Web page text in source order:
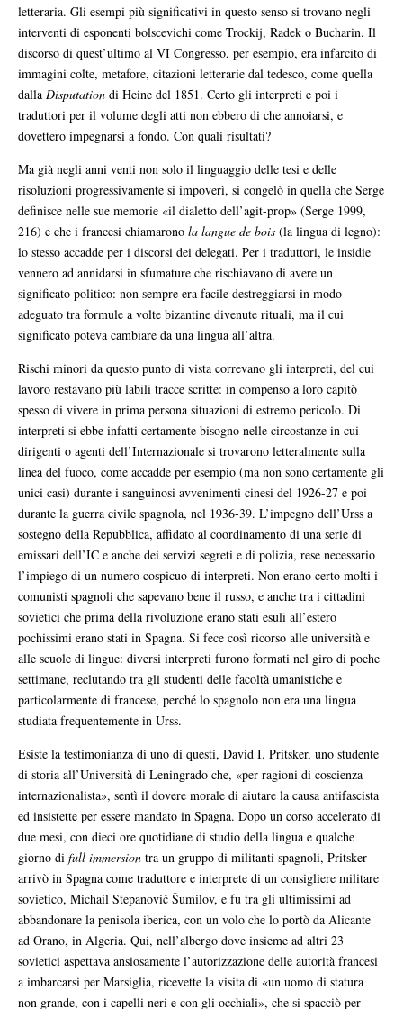
letteraria. Gli esempi più significativi in questo senso si trovano negli
interventi di esponenti bolscevichi come Trockij, Radek o Bucharin. Il
discorso di quest’ultimo al VI Congresso, per esempio, era infarcito di
immagini colte, metafore, citazioni letterarie dal tedesco, come quella
dalla Disputation di Heine del 1851. Certo gli interpreti e poi i
traduttori per il volume degli atti non ebbero di che annoiarsi, e
dovettero impegnarsi a fondo. Con quali risultati?
Ma già negli anni venti non solo il linguaggio delle tesi e delle
risoluzioni progressivamente si impoverì, si congelò in quella che Serge
definisce nelle sue memorie «il dialetto dell’agit-prop» (Serge 1999,
216) e che i francesi chiamarono la langue de bois (la lingua di legno):
lo stesso accadde per i discorsi dei delegati. Per i traduttori, le insidie
vennero ad annidarsi in sfumature che rischiavano di avere un
significato politico: non sempre era facile destreggiarsi in modo
adeguato tra formule a volte bizantine divenute rituali, ma il cui
significato poteva cambiare da una lingua all’altra.
Rischi minori da questo punto di vista correvano gli interpreti, del cui
lavoro restavano più labili tracce scritte: in compenso a loro capitò
spesso di vivere in prima persona situazioni di estremo pericolo. Di
interpreti si ebbe infatti certamente bisogno nelle circostanze in cui
dirigenti o agenti dell’Internazionale si trovarono letteralmente sulla
linea del fuoco, come accadde per esempio (ma non sono certamente gli
unici casi) durante i sanguinosi avvenimenti cinesi del 1926-27 e poi
durante la guerra civile spagnola, nel 1936-39. L’impegno dell’Urss a
sostegno della Repubblica, affidato al coordinamento di una serie di
emissari dell’IC e anche dei servizi segreti e di polizia, rese necessario
l’impiego di un numero cospicuo di interpreti. Non erano certo molti i
comunisti spagnoli che sapevano bene il russo, e anche tra i cittadini
sovietici che prima della rivoluzione erano stati esuli all’estero
pochissimi erano stati in Spagna. Si fece così ricorso alle università e
alle scuole di lingue: diversi interpreti furono formati nel giro di poche
settimane, reclutando tra gli studenti delle facoltà umanistiche e
particolarmente di francese, perché lo spagnolo non era una lingua
studiata frequentemente in Urss.
Esiste la testimonianza di uno di questi, David I. Pritsker, uno studente
di storia all’Università di Leningrado che, «per ragioni di coscienza
internazionalista», sentì il dovere morale di aiutare la causa antifascista
ed insistette per essere mandato in Spagna. Dopo un corso accelerato di
due mesi, con dieci ore quotidiane di studio della lingua e qualche
giorno di full immersion tra un gruppo di militanti spagnoli, Pritsker
arrivò in Spagna come traduttore e interprete di un consigliere militare
sovietico, Michail Stepanovič Šumilov, e fu tra gli ultimissimi ad
abbandonare la penisola iberica, con un volo che lo portò da Alicante
ad Orano, in Algeria. Qui, nell’albergo dove insieme ad altri 23
sovietici aspettava ansiosamente l’autorizzazione delle autorità francesi
a imbarcarsi per Marsiglia, ricevette la visita di «un uomo di statura
non grande, con i capelli neri e con gli occhiali», che si spacciò per